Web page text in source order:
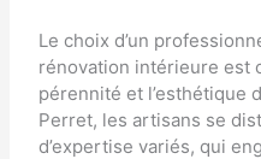
Le choix d’un
rénovation intérieure est
pérennité et l’esthétique
Perret, les artisans se
d’expertise variés, qui